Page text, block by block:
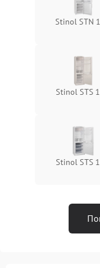
Stinol STN
Stinol STS
Stinol STS